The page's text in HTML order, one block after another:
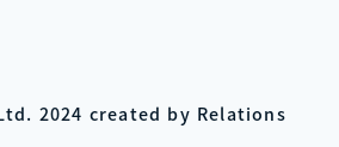
2024 created by Relations